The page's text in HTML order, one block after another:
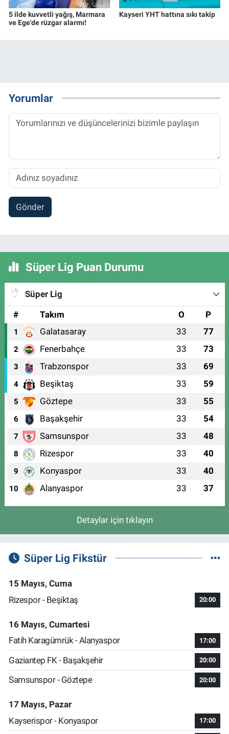
5 ilde kuvvetli yağış, Marmara
ve Ege'de rüzgar alarmı!
Kayseri YHT hattına sıkı takip
Yorumlar
Gönder
Süper Lig Puan Durumu
Süper Lig
#
Takım O P
1 Galatasaray 33 77
2 Fenerbahçe 33 73
3 Trabzonspor 33 69
4 Beşiktaş 33 59
5 Göztepe 33 55
6 Başakşehir 33 54
7 Samsunspor 33 48
8 Rizespor 33 40
9 Konyaspor 33 40
10 Alanyaspor 33 37
Detaylar için tıklayın
Süper Lig Fikstür
15 Mayıs, Cuma
Rizespor - Beşiktaş
20:00
16 Mayıs, Cumartesi
Fatih Karagümrük - Alanyaspor
17:00
Gaziantep FK - Başakşehir 20:00
Samsunspor - Göztepe 20:00
17 Mayıs, Pazar
Kayserispor - Konyaspor
17:00